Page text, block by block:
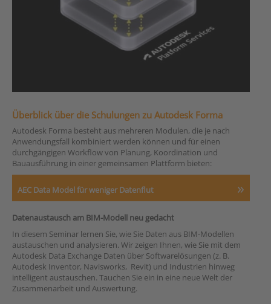
Überblick über die Schulungen zu Autodesk Forma
Autodesk Forma besteht aus mehreren Modulen, die je nach
Anwendungsfall kombiniert werden können und für einen
durchgängigen Workflow von Planung, Koordination und
Bauausführung in einer gemeinsamen Plattform bieten:
AEC Data Model für weniger Datenflut
Datenaustausch am BIM-Modell neu gedacht
In diesem Seminar lernen Sie, wie Sie Daten aus BIM-Modellen
austauschen und analysieren. Wir zeigen Ihnen, wie Sie mit dem
Autodesk Data Exchange Daten über Softwarelösungen (z. B.
Autodesk Inventor, Navisworks, Revit) und Industrien hinweg
intelligent austauschen. Tauchen Sie ein in eine neue Welt der
Zusammenarbeit und Auswertung.